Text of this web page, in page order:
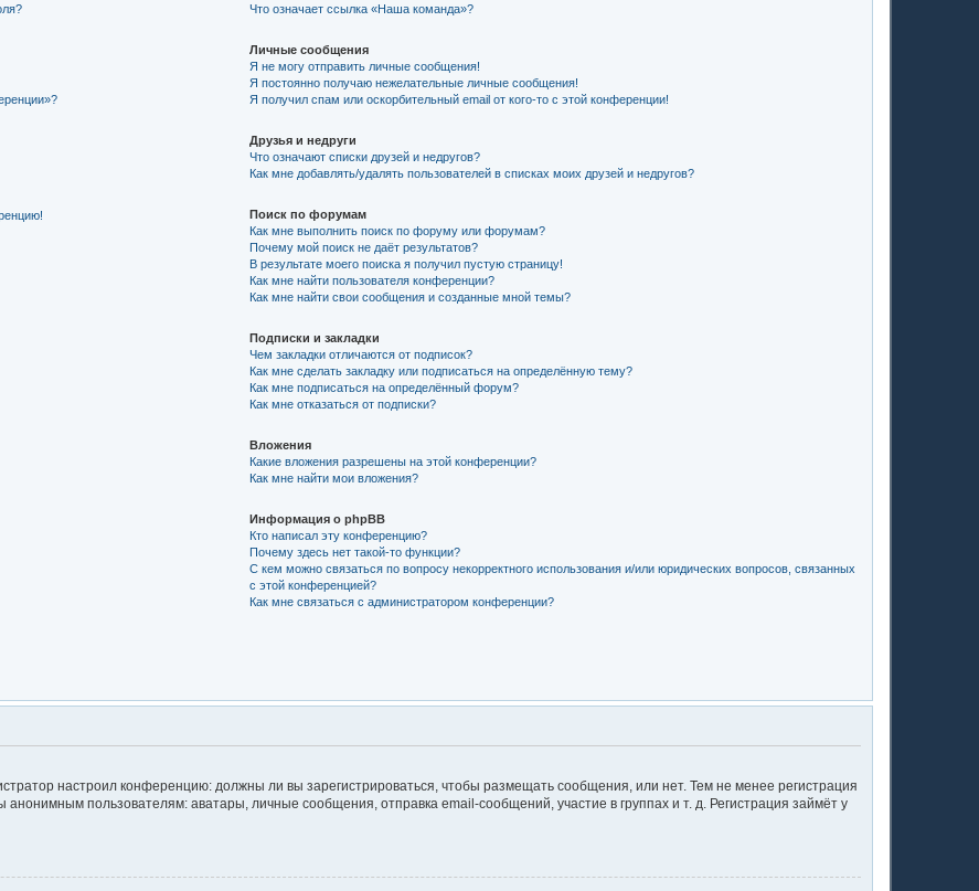
Что означает ссылка «Наша команда»?
Личные сообщения
Я не могу отправить личные сообщения!
Я постоянно получаю нежелательные личные сообщения!
Я получил спам или оскорбительный email от кого-то с этой конференции!
Друзья и недруги
Что означают списки друзей и недругов?
Как мне добавлять/удалять пользователей в списках моих друзей и недругов?
Поиск по форумам
Как мне выполнить поиск по форуму или форумам?
Почему мой поиск не даёт результатов?
В результате моего поиска я получил пустую страницу!
Как мне найти пользователя конференции?
Как мне найти свои сообщения и созданные мной темы?
Подписки и закладки
Чем закладки отличаются от подписок?
Как мне сделать закладку или подписаться на определённую тему?
Как мне подписаться на определённый форум?
Как мне отказаться от подписки?
Вложения
Какие вложения разрешены на этой конференции?
Как мне найти мои вложения?
Информация о phpBB
Кто написал эту конференцию?
Почему здесь нет такой-то функции?
С кем можно связаться по вопросу некорректного использования и/или юридических вопросов, связанных
с этой конференцией?
Как мне связаться с администратором конференции?
настроил конференцию: должны ли вы зарегистрироваться, чтобы размещать сообщения, или нет. Тем не менее регистрация
пользователям: аватары, личные сообщения, отправка email-сообщений, участие в группах и т. д. Регистрация займёт у